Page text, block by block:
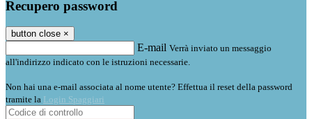
Recupero password
button close ×
E-mail Verrà inviato un messaggio
all'indirizzo indicato con le istruzioni necessarie.
Non hai una e-mail associata al nome utente? Effettua il reset della password
tramite la Login Spaggiari